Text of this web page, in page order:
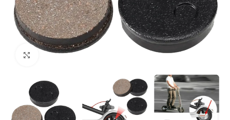
Kliknite za uvećanje